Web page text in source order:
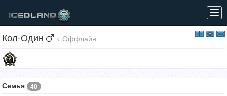
Кол-Один » Оффлайн
Семья 40